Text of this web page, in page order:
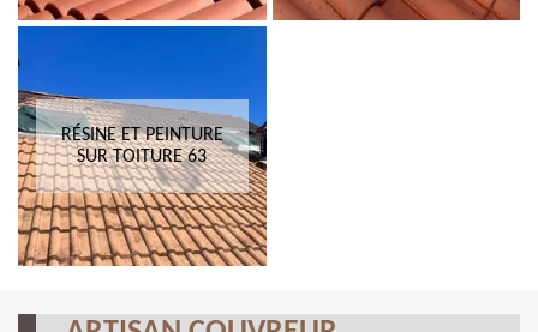
RÉSINE ET PEINTURE
SUR TOITURE 63